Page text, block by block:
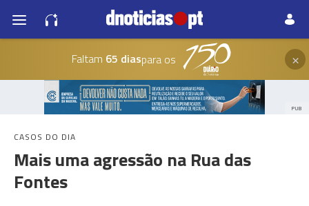
Faltam 65 diaspara os ×
PUB
CASOS DO DIA
Mais uma agressão na Rua das
Fontes